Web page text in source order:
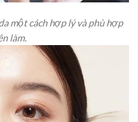
một cách hợp lý và phù hợp
làm.